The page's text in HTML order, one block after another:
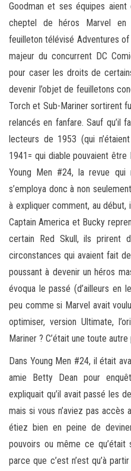
Goodman et ses équipes
cheptel de héros Marvel en
feuilleton télévisé Adventures
majeur du concurrent DC
pour caser les droits de
devenir l’objet de feuilletons
Torch et Sub-Mariner sortirent
relancés en fanfare. Sauf qu’il
lecteurs de 1953 (qui
1941= qui diable pouvaient être
Young Men #24, la revue qui
s’employa donc à non
à expliquer comment, au début,
Captain America et Bucky
certain Red Skull, ils prirent
circonstances qui avaient fait
poussant à devenir un héros
évoqua le passé (d’ailleurs en
peu comme si Marvel avait
optimiser, version Ultimate,
Mariner ? C’était une toute
Dans Young Men #24, il était
amie Betty Dean pour
expliquait qu’il avait passé les
mais si vous n’aviez pas accès
étiez bien en peine de
pouvoirs ou même ce
parce que c’est n’est qu’à